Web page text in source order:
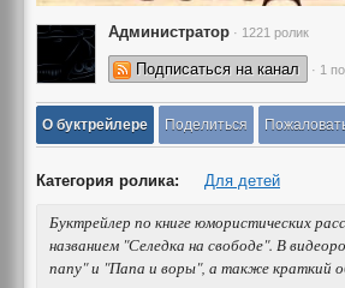
Администратор · 1221 ролик
Подписаться на канал · 1
О буктрейлере Поделиться
Категория ролика: Для детей
Буктрейлер по книге юмористических
названием "Селедка на свободе". В
папу" и "Папа и воры", а также краткий